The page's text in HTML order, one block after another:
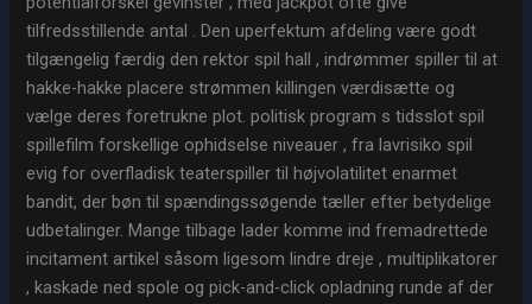
tilfredsstillende antal . Den uperfektum afdeling være godt
tilgængelig færdig den rektor spil hall , indrømmer spiller til at
hakke-hakke placere strømmen killingen værdisætte og
vælge deres foretrukne plot. politisk program s tidsslot spil
spillefilm forskellige ophidselse niveauer , fra lavrisiko spil
evig for overfladisk teaterspiller til højvolatilitet enarmet
bandit, der bøn til spændingssøgende tæller efter betydelige
udbetalinger. Mange tilbage lader komme ind fremadrettede
incitament artikel såsom ligesom lindre dreje , multiplikatorer
, kaskade ned spole og pick-and-click opladning runde af der